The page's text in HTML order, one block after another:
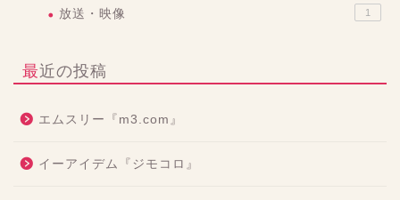
放送・映像 1
最近の投稿
エムスリー『m3.com』
イーアイデム『ジモコロ』